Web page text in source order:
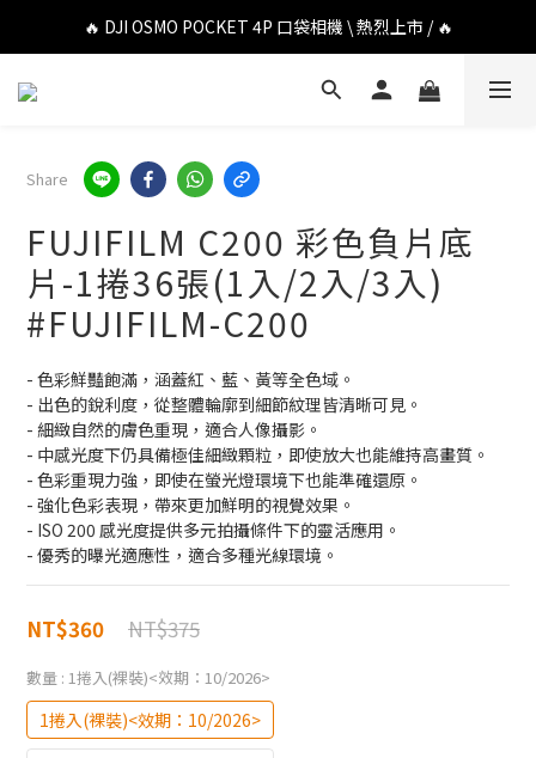
🔥 DJI OSMO POCKET 4P 口袋相機 \ 熱烈上市 / 🔥
🔥 DJI OSMO POCKET 4P 口袋相機 \ 熱烈上市 / 🔥
🔥 Insta360 Luna Ultra 雲台相機 \ 熱烈上市 / 🔥
🔥 DJI OSMO POCKET 4P 口袋相機 \ 熱烈上市 / 🔥
Share
FUJIFILM C200 彩色負片底
片-1捲36張(1入/2入/3入)
#FUJIFILM-C200
- 色彩鮮豔飽滿，涵蓋紅、藍、黃等全色域。
- 出色的銳利度，從整體輪廓到細節紋理皆清晰可見。
- 細緻自然的膚色重現，適合人像攝影。
- 中感光度下仍具備極佳細緻顆粒，即使放大也能維持高畫質。
- 色彩重現力強，即使在螢光燈環境下也能準確還原。
- 強化色彩表現，帶來更加鮮明的視覺效果。
- ISO 200 感光度提供多元拍攝條件下的靈活應用。
- 優秀的曝光適應性，適合多種光線環境。
NT$375
NT$360
數量 : 1捲入(裸裝)<效期：10/2026>
1捲入(裸裝)<效期：10/2026>